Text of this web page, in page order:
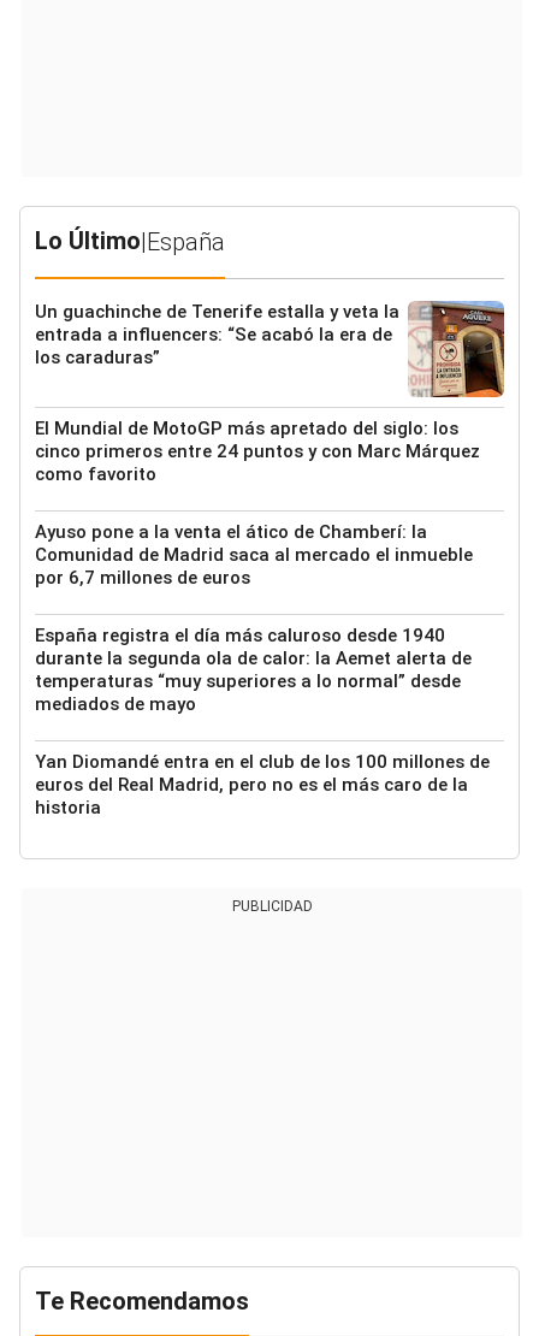
Lo Último|España
Un guachinche de Tenerife estalla y veta la
entrada a influencers: “Se acabó la era de
los caraduras”
El Mundial de MotoGP más apretado del siglo: los
cinco primeros entre 24 puntos y con Marc Márquez
como favorito
Ayuso pone a la venta el ático de Chamberí: la
Comunidad de Madrid saca al mercado el inmueble
por 6,7 millones de euros
España registra el día más caluroso desde 1940
durante la segunda ola de calor: la Aemet alerta de
temperaturas “muy superiores a lo normal” desde
mediados de mayo
Yan Diomandé entra en el club de los 100 millones de
euros del Real Madrid, pero no es el más caro de la
historia
PUBLICIDAD
Te Recomendamos